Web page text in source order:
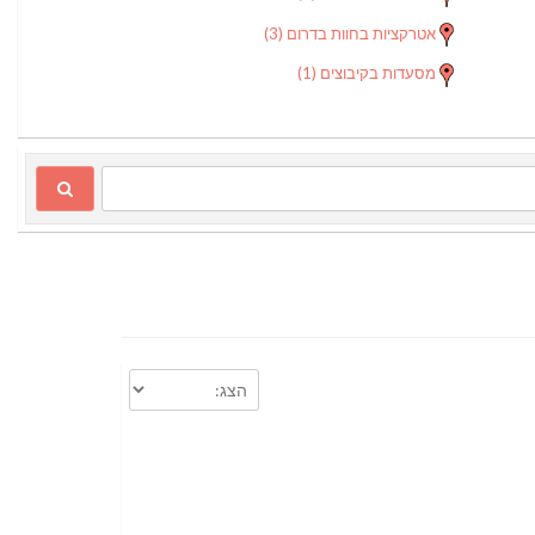
אטרקציות בחוות בדרום (3)
מסעדות בקיבוצים (1)